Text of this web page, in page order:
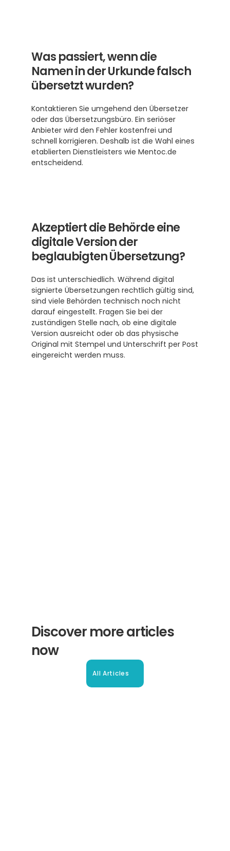
Was passiert, wenn die
Namen in der Urkunde falsch
übersetzt wurden?
Kontaktieren Sie umgehend den Übersetzer
oder das Übersetzungsbüro. Ein seriöser
Anbieter wird den Fehler kostenfrei und
schnell korrigieren. Deshalb ist die Wahl eines
etablierten Dienstleisters wie Mentoc.de
entscheidend.
Akzeptiert die Behörde eine
digitale Version der
beglaubigten Übersetzung?
Das ist unterschiedlich. Während digital
signierte Übersetzungen rechtlich gültig sind,
sind viele Behörden technisch noch nicht
darauf eingestellt. Fragen Sie bei der
zuständigen Stelle nach, ob eine digitale
Version ausreicht oder ob das physische
Original mit Stempel und Unterschrift per Post
eingereicht werden muss.
Discover more articles
now
All Articles